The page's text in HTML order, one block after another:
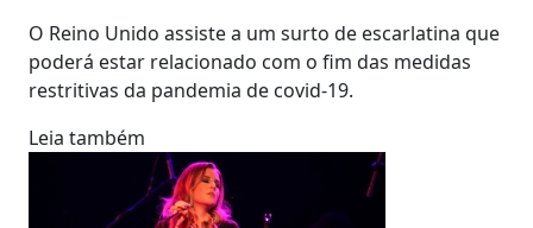
O Reino Unido assiste a um surto de escarlatina que
poderá estar relacionado com o fim das medidas
restritivas da pandemia de covid-19.
Leia também